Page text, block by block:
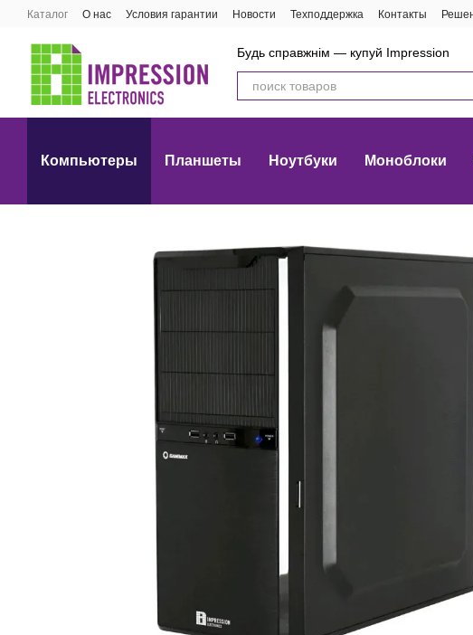
Перейти к основному контенту
Каталог О нас Условия гарантии Новости Техподдержка Контакты
Будь справжнім — купуй Impression
Компьютеры Планшеты Ноутбуки Моноблоки